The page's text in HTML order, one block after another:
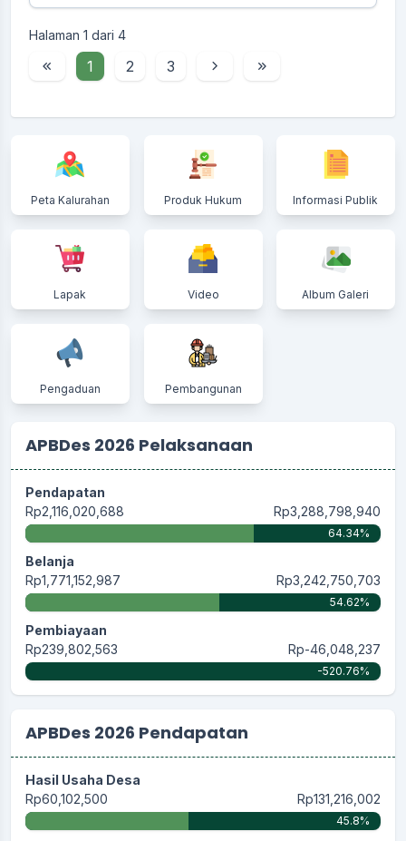
Halaman 1 dari 4
1 2 3
Peta Kalurahan Produk Hukum Informasi Publik
Lapak Video Album Galeri
Pengaduan Pembangunan
APBDes 2026 Pelaksanaan
Pendapatan
Rp2,116,020,688
Rp3,288,798,940
64.34%
Belanja
Rp1,771,152,987
Rp3,242,750,703
54.62%
Pembiayaan
Rp239,802,563
Rp-46,048,237
-520.76%
APBDes 2026 Pendapatan
Hasil Usaha Desa
Rp60,102,500
Rp131,216,002
45.8%